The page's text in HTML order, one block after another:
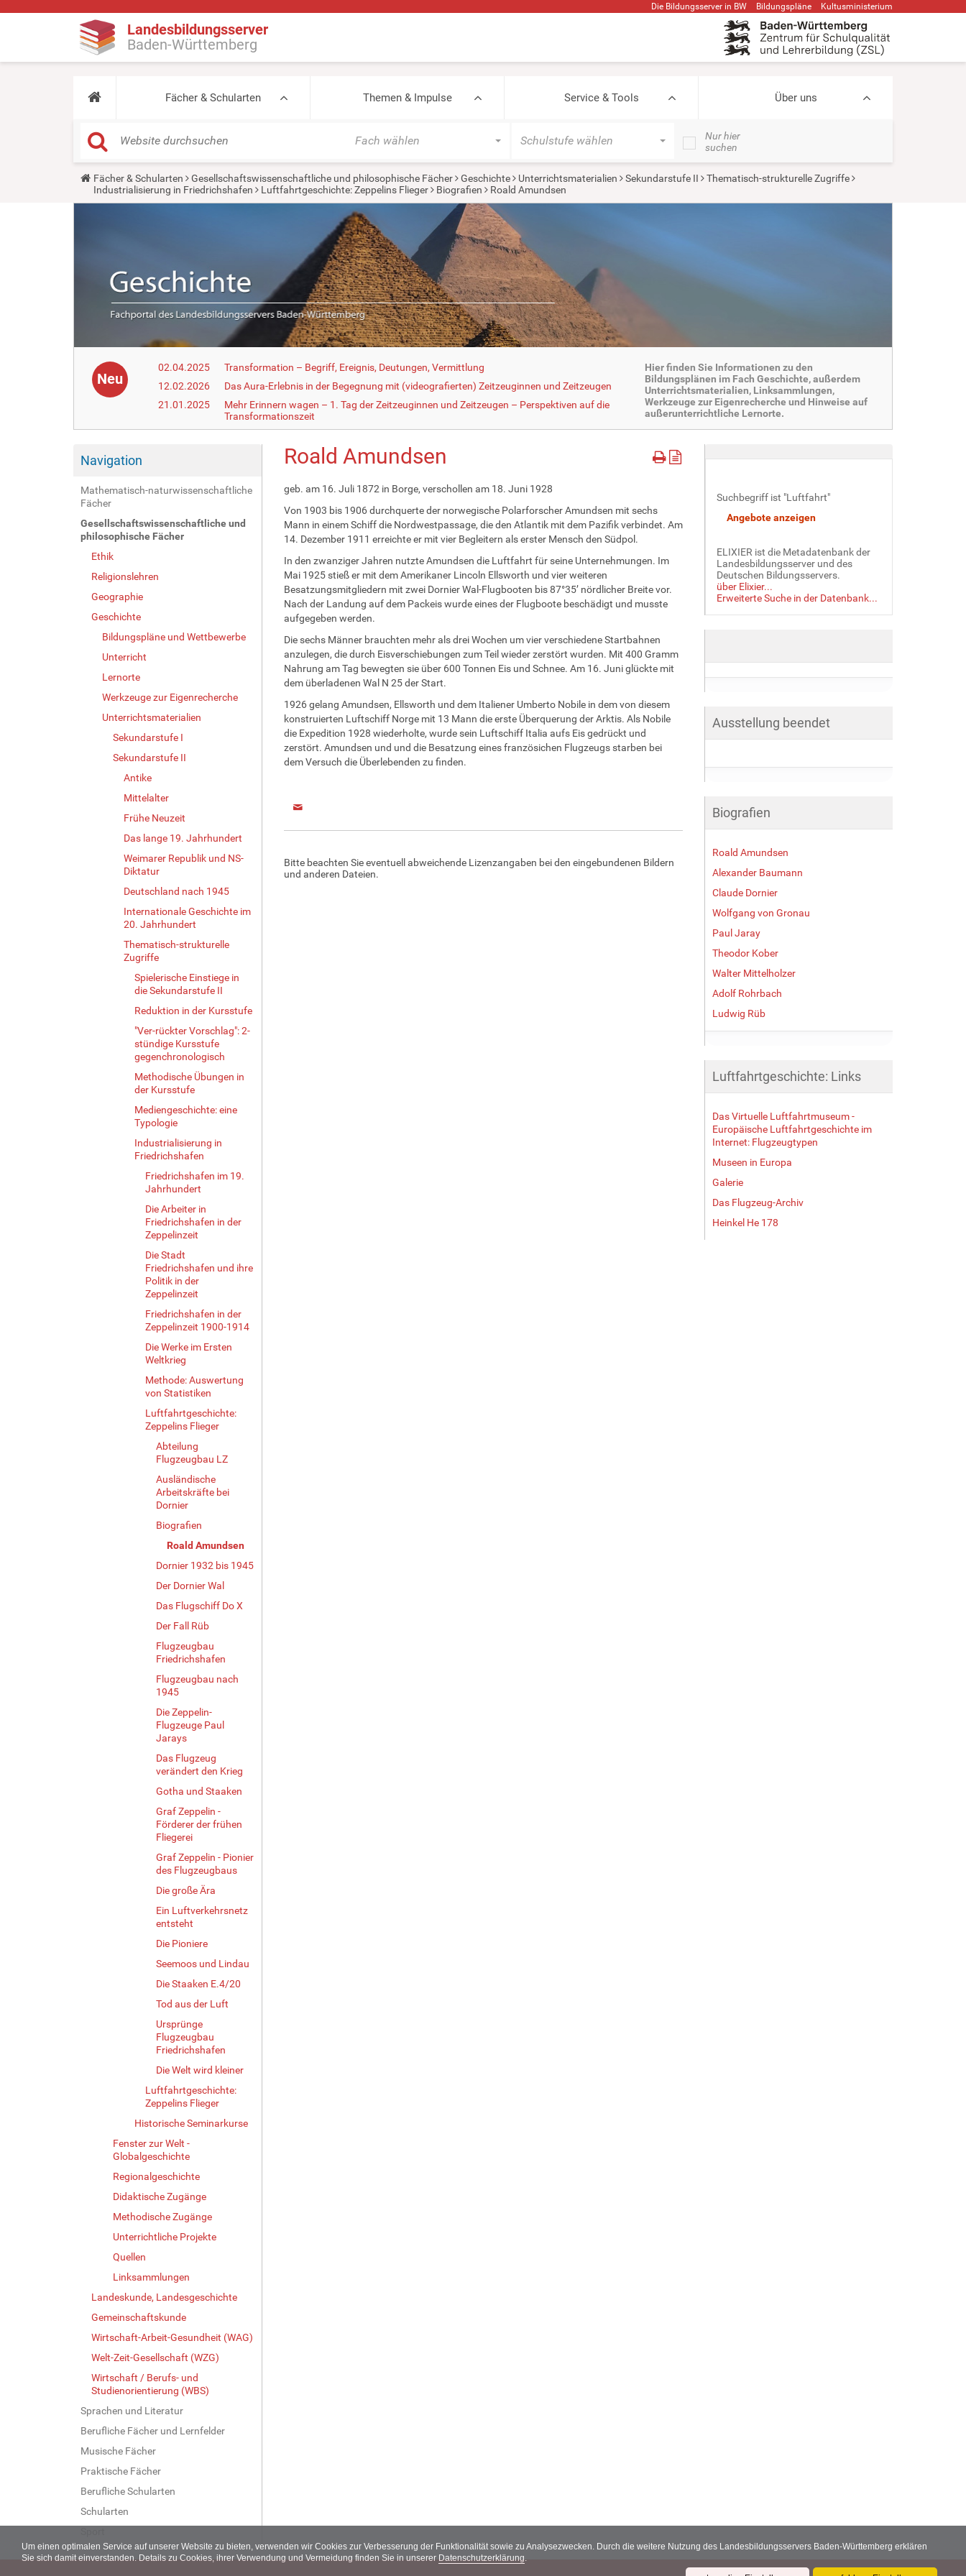
Um einen optimalen Service auf unserer Website zu bieten, verwenden wir Cookies zur Verbesserung der Funktionalität sowie zu Analysezwecken. Durch die weitere Nutzung des Landesbildungsservers Baden-Württemberg erklären
Sie sich damit einverstanden. Details zu Cookies, ihrer Verwendung und Vermeidung finden Sie in unserer Datenschutzerklärung.
Die Bildungsserver in BW Bildungspläne Kultusministerium
Landesbildungsserver
Baden-Württemberg
Fächer & Schularten Themen & Impulse Service & Tools Über uns
Fach wählen Schulstufe wählen
Nur hier
suchen
Y
u
Fächer & Schularten Gesellschaftswissenschaftliche und philosophische Fächer Geschichte Unterrichtsmaterialien Sekundarstufe II
Thematisch-strukturelle Zugriffe
Industrialisierung in Friedrichshafen
Luftfahrtgeschichte: Zeppelins Flieger Biografien Roald Amundsen
Neu
02.04.2025
Transformation – Begriff, Ereignis, Deutungen, Vermittlung
12.02.2026
Das Aura-Erlebnis in der Begegnung mit (videografierten) Zeitzeuginnen und Zeitzeugen
21.01.2025
Mehr Erinnern wagen – 1. Tag der Zeitzeuginnen und Zeitzeugen – Perspektiven auf die
Transformationszeit
Hier finden Sie Informationen zu den
Bildungsplänen im Fach Geschichte, außerdem
Unterrichtsmaterialien, Linksammlungen,
Werkzeuge zur Eigenrecherche und Hinweise auf
außerunterrichtliche Lernorte.
Navigation
Mathematisch-naturwissenschaftliche
Fächer
Gesellschaftswissenschaftliche und
philosophische Fächer
Ethik
Religionslehren
Geographie
Geschichte
Bildungspläne und Wettbewerbe
Unterricht
Lernorte
Werkzeuge zur Eigenrecherche
Unterrichtsmaterialien
Sekundarstufe I
Sekundarstufe II
Antike
Mittelalter
Frühe Neuzeit
Das lange 19. Jahrhundert
Weimarer Republik und NS-
Diktatur
Deutschland nach 1945
Internationale Geschichte im
20. Jahrhundert
Thematisch-strukturelle
Zugriffe
Spielerische Einstiege in
die Sekundarstufe II
Reduktion in der Kursstufe
"Ver-rückter Vorschlag": 2-
stündige Kursstufe
gegenchronologisch
Methodische Übungen in
der Kursstufe
Mediengeschichte: eine
Typologie
Industrialisierung in
Friedrichshafen
Friedrichshafen im 19.
Jahrhundert
Die Arbeiter in
Friedrichshafen in der
Zeppelinzeit
Die Stadt
Friedrichshafen und ihre
Politik in der
Zeppelinzeit
Friedrichshafen in der
Zeppelinzeit 1900-1914
Die Werke im Ersten
Weltkrieg
Methode: Auswertung
von Statistiken
Luftfahrtgeschichte:
Zeppelins Flieger
Abteilung
Flugzeugbau LZ
Ausländische
Arbeitskräfte bei
Dornier
Biografien
Roald Amundsen
Dornier 1932 bis 1945
Der Dornier Wal
Das Flugschiff Do X
Der Fall Rüb
Flugzeugbau
Friedrichshafen
Flugzeugbau nach
1945
Die Zeppelin-
Flugzeuge Paul
Jarays
Das Flugzeug
verändert den Krieg
Gotha und Staaken
Graf Zeppelin -
Förderer der frühen
Fliegerei
Graf Zeppelin - Pionier
des Flugzeugbaus
Die große Ära
Ein Luftverkehrsnetz
entsteht
Die Pioniere
Seemoos und Lindau
Die Staaken E.4/20
Tod aus der Luft
Ursprünge
Flugzeugbau
Friedrichshafen
Die Welt wird kleiner
Luftfahrtgeschichte:
Zeppelins Flieger
Historische Seminarkurse
Fenster zur Welt -
Globalgeschichte
Regionalgeschichte
Didaktische Zugänge
Methodische Zugänge
Unterrichtliche Projekte
Quellen
Linksammlungen
Landeskunde, Landesgeschichte
Gemeinschaftskunde
Wirtschaft-Arbeit-Gesundheit (WAG)
Welt-Zeit-Gesellschaft (WZG)
Wirtschaft / Berufs- und
Studienorientierung (WBS)
Sprachen und Literatur
Berufliche Fächer und Lernfelder
Musische Fächer
Praktische Fächer
Berufliche Schularten
Schularten
Roald Amundsen
geb. am 16. Juli 1872 in Borge, verschollen am 18. Juni 1928
Von 1903 bis 1906 durchquerte der norwegische Polarforscher Amundsen mit sechs
Mann in einem Schiff die Nordwestpassage, die den Atlantik mit dem Pazifik verbindet. Am
14. Dezember 1911 erreichte er mit vier Begleitern als erster Mensch den Südpol.
In den zwanziger Jahren nutzte Amundsen die Luftfahrt für seine Unternehmungen. Im
Mai 1925 stieß er mit dem Amerikaner Lincoln Ellsworth und vier weiteren
Besatzungsmitgliedern mit zwei Dornier Wal-Flugbooten bis 87°35’ nördlicher Breite vor.
Nach der Landung auf dem Packeis wurde eines der Flugboote beschädigt und musste
aufgegeben werden.
Die sechs Männer brauchten mehr als drei Wochen um vier verschiedene Startbahnen
anzulegen, die durch Eisverschiebungen zum Teil wieder zerstört wurden. Mit 400 Gramm
Nahrung am Tag bewegten sie über 600 Tonnen Eis und Schnee. Am 16. Juni glückte mit
dem überladenen Wal N 25 der Start.
1926 gelang Amundsen, Ellsworth und dem Italiener Umberto Nobile in dem von diesem
konstruierten Luftschiff Norge mit 13 Mann die erste Überquerung der Arktis. Als Nobile
die Expedition 1928 wiederholte, wurde sein Luftschiff Italia aufs Eis gedrückt und
zerstört. Amundsen und und die Besatzung eines französichen Flugzeugs starben bei
dem Versuch die Überlebenden zu finden.
Bitte beachten Sie eventuell abweichende Lizenzangaben bei den eingebundenen Bildern
und anderen Dateien.
Suchbegriff ist "Luftfahrt"
ELIXIER ist die Metadatenbank der
Landesbildungsserver und des
Deutschen Bildungsservers.
über Elixier...
Erweiterte Suche in der Datenbank...
Ausstellung beendet
Biografien
Roald Amundsen
Alexander Baumann
Claude Dornier
Wolfgang von Gronau
Paul Jaray
Theodor Kober
Walter Mittelholzer
Adolf Rohrbach
Ludwig Rüb
Luftfahrtgeschichte: Links
Das Virtuelle Luftfahrtmuseum -
Europäische Luftfahrtgeschichte im
Internet: Flugzeugtypen
Museen in Europa
Galerie
Das Flugzeug-Archiv
Heinkel He 178